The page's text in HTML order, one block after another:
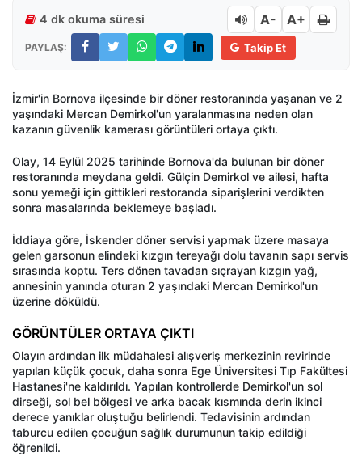
4 dk okuma süresi A- A+
PAYLAŞ: Takip Et
İzmir'in Bornova ilçesinde bir döner restoranında yaşanan ve 2
yaşındaki Mercan Demirkol'un yaralanmasına neden olan
kazanın güvenlik kamerası görüntüleri ortaya çıktı.
Olay, 14 Eylül 2025 tarihinde Bornova'da bulunan bir döner
restoranında meydana geldi. Gülçin Demirkol ve ailesi, hafta
sonu yemeği için gittikleri restoranda siparişlerini verdikten
sonra masalarında beklemeye başladı.
İddiaya göre, İskender döner servisi yapmak üzere masaya
gelen garsonun elindeki kızgın tereyağı dolu tavanın sapı servis
sırasında koptu. Ters dönen tavadan sıçrayan kızgın yağ,
annesinin yanında oturan 2 yaşındaki Mercan Demirkol'un
üzerine döküldü.
GÖRÜNTÜLER ORTAYA ÇIKTI
Olayın ardından ilk müdahalesi alışveriş merkezinin revirinde
yapılan küçük çocuk, daha sonra Ege Üniversitesi Tıp Fakültesi
Hastanesi'ne kaldırıldı. Yapılan kontrollerde Demirkol'un sol
dirseği, sol bel bölgesi ve arka bacak kısmında derin ikinci
derece yanıklar oluştuğu belirlendi. Tedavisinin ardından
taburcu edilen çocuğun sağlık durumunun takip edildiği
öğrenildi.